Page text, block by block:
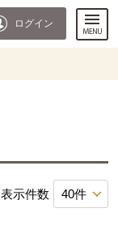
ログイン
表示件数